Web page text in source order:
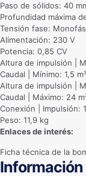
Paso de sólidos: 40
Profundidad máxima
Tensión fase:
Alimentación: 230 V
Potencia: 0,85 CV
Altura de impulsión |
Caudal | Mínimo: 1,5
Altura de impulsión |
Caudal | Máximo: 24
Conexión | Impulsión:
Peso: 11,9 kg
Enlaces de interés:
Ficha técnica de la